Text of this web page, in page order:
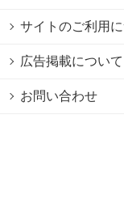
サイトのご利用
広告掲載について
お問い合わせ